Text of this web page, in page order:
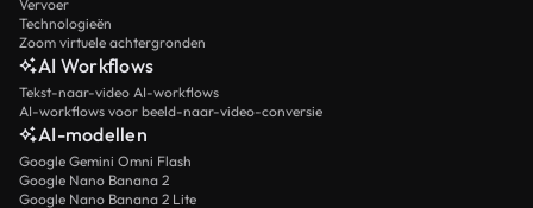
Vervoer
Technologieën
Zoom virtuele achtergronden
AI Workflows
Tekst-naar-video AI-workflows
AI-workflows voor beeld-naar-video-conversie
AI-modellen
Google Gemini Omni Flash
Google Nano Banana 2
Google Nano Banana 2 Lite